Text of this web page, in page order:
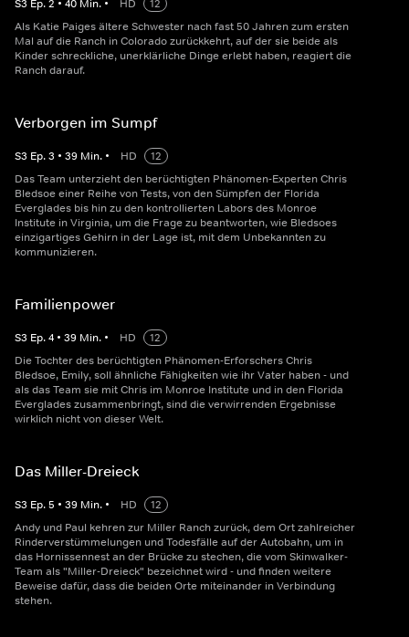
S3 Ep.2 • 40 Min. • HD
12
Als Katie Paiges ältere Schwester nach fast 50 Jahren zum ersten
Mal auf die Ranch in Colorado zurückkehrt, auf der sie beide als
Kinder schreckliche, unerklärliche Dinge erlebt haben, reagiert die
Ranch darauf.
Verborgen im Sumpf
S3 Ep.3 • 39 Min. • HD
12
Das Team unterzieht den berüchtigten Phänomen-Experten Chris
Bledsoe einer Reihe von Tests, von den Sümpfen der Florida
Everglades bis hin zu den kontrollierten Labors des Monroe
Institute in Virginia, um die Frage zu beantworten, wie Bledsoes
einzigartiges Gehirn in der Lage ist, mit dem Unbekannten zu
kommunizieren.
Familienpower
S3 Ep.4 • 39 Min. • HD
12
Die Tochter des berüchtigten Phänomen-Erforschers Chris
Bledsoe, Emily, soll ähnliche Fähigkeiten wie ihr Vater haben - und
als das Team sie mit Chris im Monroe Institute und in den Florida
Everglades zusammenbringt, sind die verwirrenden Ergebnisse
wirklich nicht von dieser Welt.
Das Miller-Dreieck
S3 Ep.5 • 39 Min. • HD
12
Andy und Paul kehren zur Miller Ranch zurück, dem Ort zahlreicher
Rinderverstümmelungen und Todesfälle auf der Autobahn, um in
das Hornissennest an der Brücke zu stechen, die vom Skinwalker-
Team als "Miller-Dreieck" bezeichnet wird - und finden weitere
Beweise dafür, dass die beiden Orte miteinander in Verbindung
stehen.